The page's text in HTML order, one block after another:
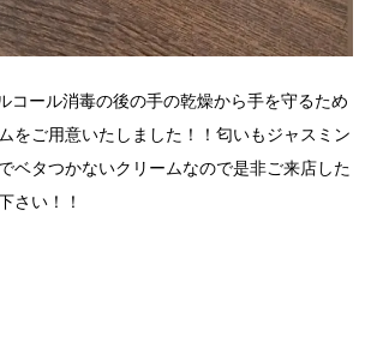
コール消毒の後の手の乾燥から手を守るため
をご用意いたしました！！匂いもジャスミン
ベタつかないクリームなので是非ご来店した
さい！！